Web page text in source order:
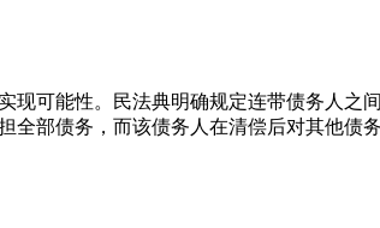
可能性。民法典明确规定连带债务人之
部债务，而该债务人在清偿后对其他债